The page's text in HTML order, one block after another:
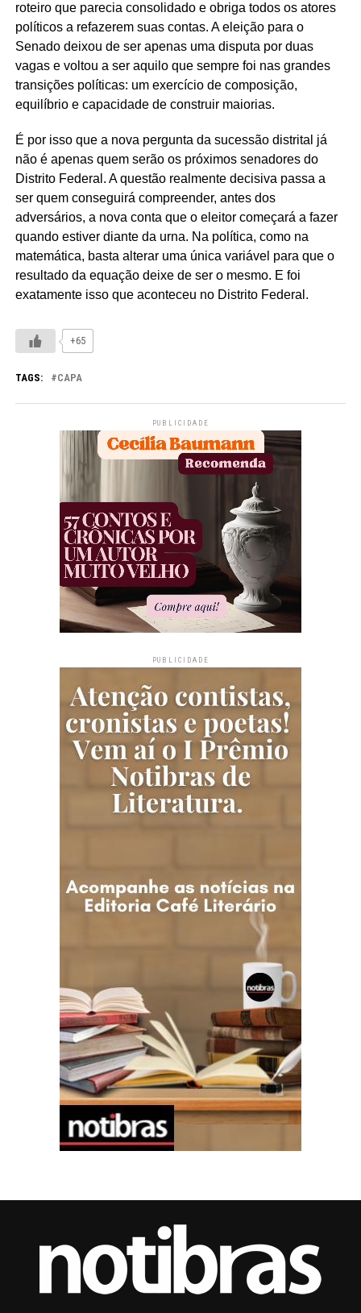
roteiro que parecia consolidado e obriga todos os atores
políticos a refazerem suas contas. A eleição para o
Senado deixou de ser apenas uma disputa por duas
vagas e voltou a ser aquilo que sempre foi nas grandes
transições políticas: um exercício de composição,
equilíbrio e capacidade de construir maiorias.
É por isso que a nova pergunta da sucessão distrital já
não é apenas quem serão os próximos senadores do
Distrito Federal. A questão realmente decisiva passa a
ser quem conseguirá compreender, antes dos
adversários, a nova conta que o eleitor começará a fazer
quando estiver diante da urna. Na política, como na
matemática, basta alterar uma única variável para que o
resultado da equação deixe de ser o mesmo. E foi
exatamente isso que aconteceu no Distrito Federal.
+65
TAGS: CAPA
PUBLICIDADE
PUBLICIDADE